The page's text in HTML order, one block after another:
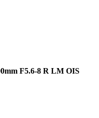
F5.6-8 R LM OIS